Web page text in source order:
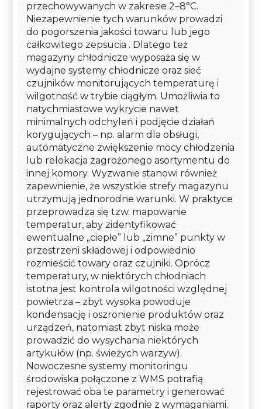
przechowywanych w zakresie 2–8°C.
Niezapewnienie tych warunków prowadzi
do pogorszenia jakości towaru lub jego
całkowitego zepsucia . Dlatego też
magazyny chłodnicze wyposaża się w
wydajne systemy chłodnicze oraz sieć
czujników monitorujących temperaturę i
wilgotność w trybie ciągłym. Umożliwia to
natychmiastowe wykrycie nawet
minimalnych odchyleń i podjęcie działań
korygujących – np. alarm dla obsługi,
automatyczne zwiększenie mocy chłodzenia
lub relokacja zagrożonego asortymentu do
innej komory. Wyzwanie stanowi również
zapewnienie, że wszystkie strefy magazynu
utrzymują jednorodne warunki. W praktyce
przeprowadza się tzw. mapowanie
temperatur, aby zidentyfikować
ewentualne „ciepłe” lub „zimne” punkty w
przestrzeni składowej i odpowiednio
rozmieścić towary oraz czujniki. Oprócz
temperatury, w niektórych chłodniach
istotna jest kontrola wilgotności względnej
powietrza – zbyt wysoka powoduje
kondensację i oszronienie produktów oraz
urządzeń, natomiast zbyt niska może
prowadzić do wysychania niektórych
artykułów (np. świeżych warzyw).
Nowoczesne systemy monitoringu
środowiska połączone z WMS potrafią
rejestrować oba te parametry i generować
raporty oraz alerty zgodnie z wymaganiami.